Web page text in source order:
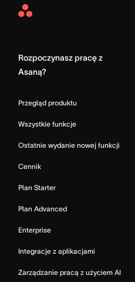
Asana
Rozpoczynasz pracę z
Asaną?
Przegląd produktu
Wszystkie funkcje
Ostatnie wydanie nowej funkcji
Cennik
Plan Starter
Plan Advanced
Enterprise
Integracje z aplikacjami
Zarządzanie pracą z użyciem AI